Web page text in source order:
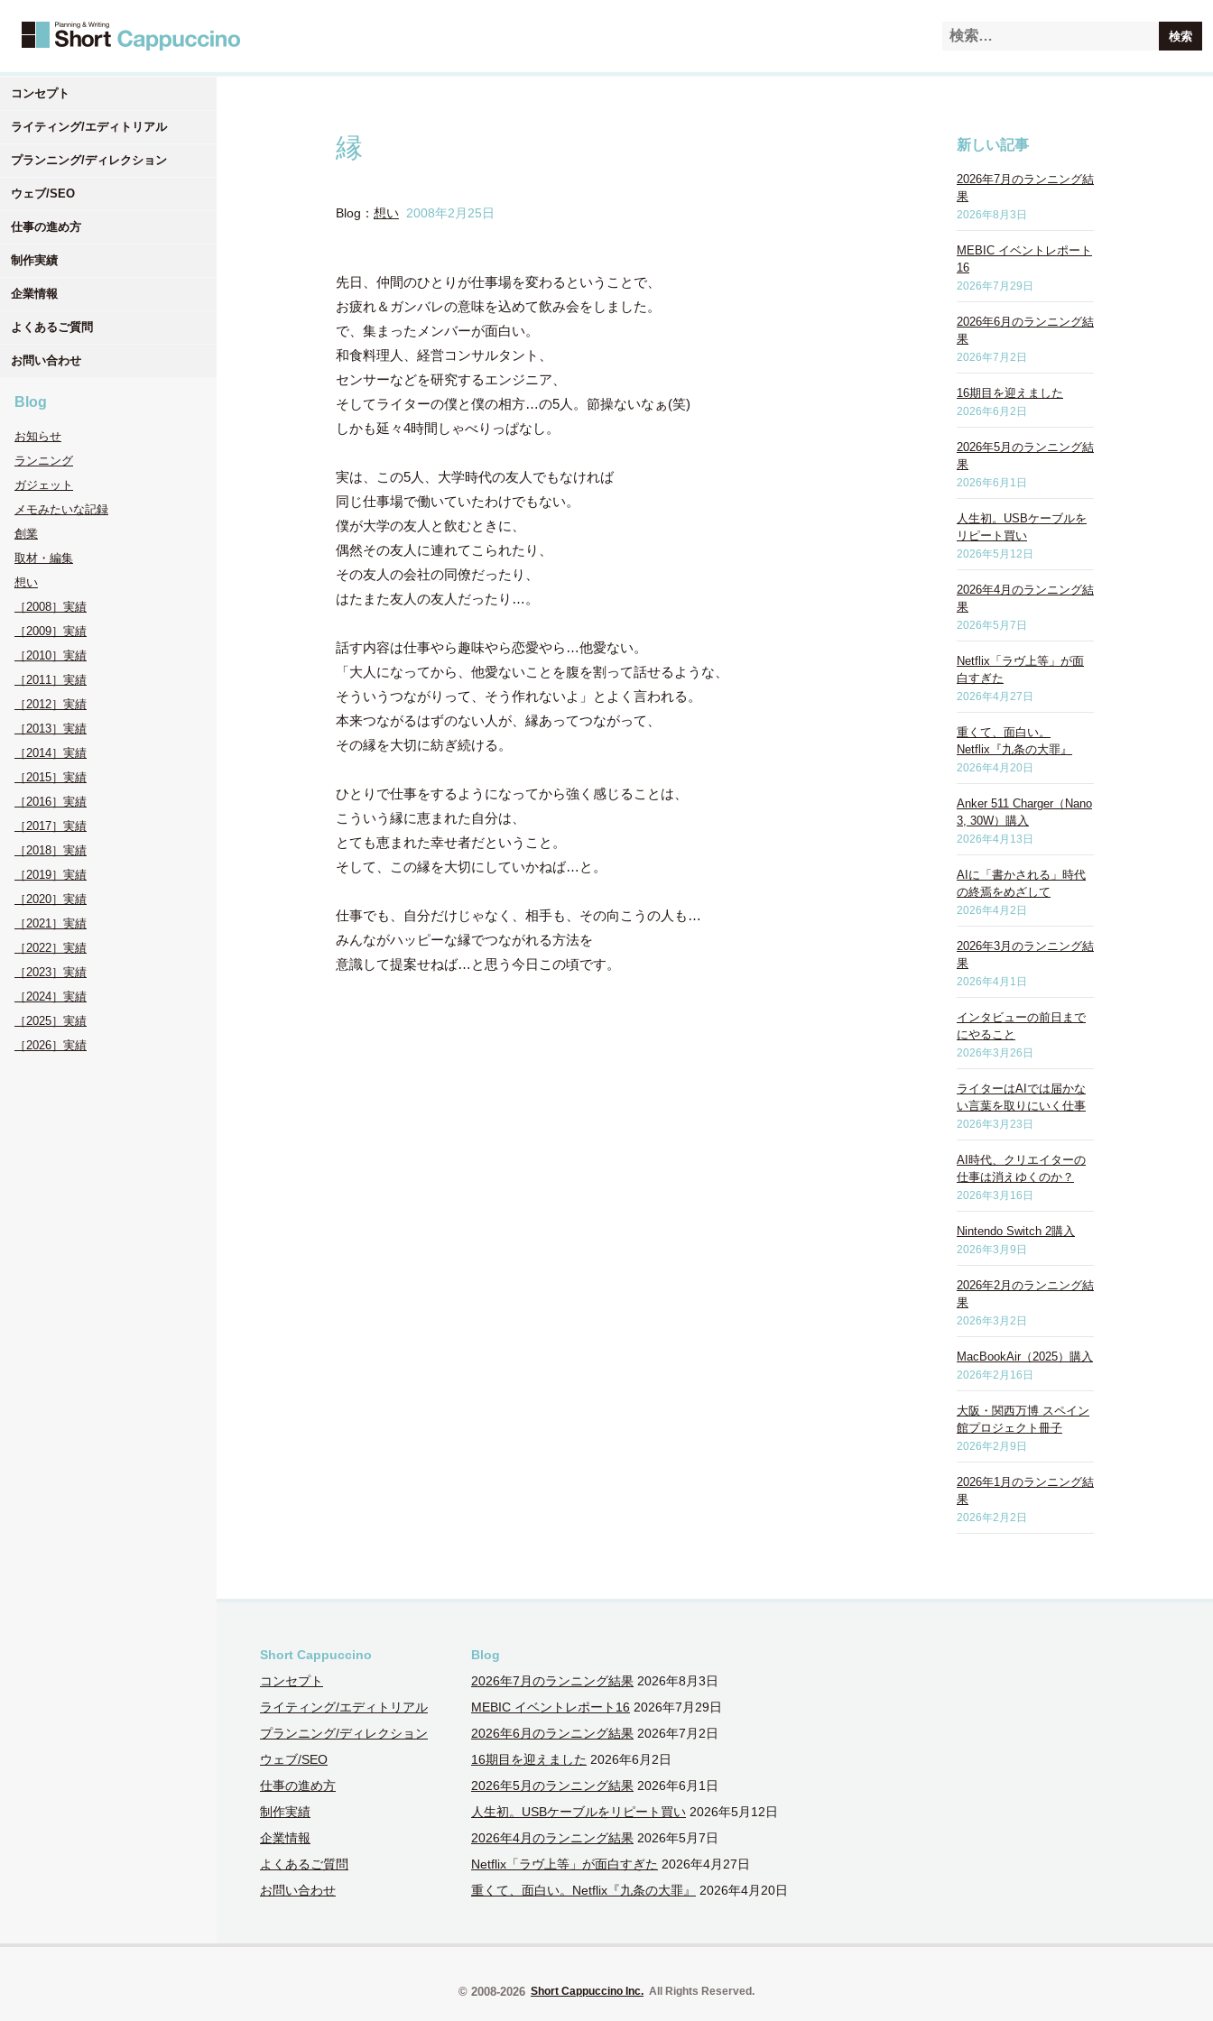
コンセプト
ライティング/エディトリアル
プランニング/ディレクション
ウェブ/SEO
仕事の進め方
制作実績
企業情報
よくあるご質問
お問い合わせ
Blog
お知らせ
ランニング
ガジェット
メモみたいな記録
創業
取材・編集
想い
［2008］実績
［2009］実績
［2010］実績
［2011］実績
［2012］実績
［2013］実績
［2014］実績
［2015］実績
［2016］実績
［2017］実績
［2018］実績
［2019］実績
［2020］実績
［2021］実績
［2022］実績
［2023］実績
［2024］実績
［2025］実績
［2026］実績
縁
Blog： 想い 2008年2月25日
先日、仲間のひとりが仕事場を変わるということで、
お疲れ＆ガンバレの意味を込めて飲み会をしました。
で、集まったメンバーが面白い。
和食料理人、経営コンサルタント、
センサーなどを研究するエンジニア、
そしてライターの僕と僕の相方…の5人。節操ないなぁ(笑)
しかも延々4時間しゃべりっぱなし。
実は、この5人、大学時代の友人でもなければ
同じ仕事場で働いていたわけでもない。
僕が大学の友人と飲むときに、
偶然その友人に連れてこられたり、
その友人の会社の同僚だったり、
はたまた友人の友人だったり…。
話す内容は仕事やら趣味やら恋愛やら…他愛ない。
「大人になってから、他愛ないことを腹を割って話せるような、
そういうつながりって、そう作れないよ」とよく言われる。
本来つながるはずのない人が、縁あってつながって、
その縁を大切に紡ぎ続ける。
ひとりで仕事をするようになってから強く感じることは、
こういう縁に恵まれた自分は、
とても恵まれた幸せ者だということ。
そして、この縁を大切にしていかねば…と。
仕事でも、自分だけじゃなく、相手も、その向こうの人も…
みんながハッピーな縁でつながれる方法を
意識して提案せねば…と思う今日この頃です。
新しい記事
2026年7月のランニング結
果
2026年8月3日
MEBIC イベントレポート
16
2026年7月29日
2026年6月のランニング結
果
2026年7月2日
16期目を迎えました
2026年6月2日
2026年5月のランニング結
果
2026年6月1日
人生初。USBケーブルを
リピート買い
2026年5月12日
2026年4月のランニング結
果
2026年5月7日
Netflix「ラヴ上等」が面
白すぎた
2026年4月27日
重くて、面白い。
Netflix『九条の大罪』
2026年4月20日
Anker 511 Charger（Nano
3, 30W）購入
2026年4月13日
AIに「書かされる」時代
の終焉をめざして
2026年4月2日
2026年3月のランニング結
果
2026年4月1日
インタビューの前日まで
にやること
2026年3月26日
ライターはAIでは届かな
い言葉を取りにいく仕事
2026年3月23日
AI時代、クリエイターの
仕事は消えゆくのか？
2026年3月16日
Nintendo Switch 2購入
2026年3月9日
2026年2月のランニング結
果
2026年3月2日
MacBookAir（2025）購入
2026年2月16日
大阪・関西万博 スペイン
館プロジェクト冊子
2026年2月9日
2026年1月のランニング結
果
2026年2月2日
Short Cappuccino
コンセプト
ライティング/エディトリアル
プランニング/ディレクション
ウェブ/SEO
仕事の進め方
制作実績
企業情報
よくあるご質問
お問い合わせ
Blog
2026年7月のランニング結果 2026年8月3日
MEBIC イベントレポート16 2026年7月29日
2026年6月のランニング結果 2026年7月2日
16期目を迎えました 2026年6月2日
2026年5月のランニング結果 2026年6月1日
人生初。USBケーブルをリピート買い 2026年5月12日
2026年4月のランニング結果 2026年5月7日
Netflix「ラヴ上等」が面白すぎた 2026年4月27日
重くて、面白い。Netflix『九条の大罪』
2026年4月20日
© 2008-2026 Short Cappuccino Inc. All Rights Reserved.